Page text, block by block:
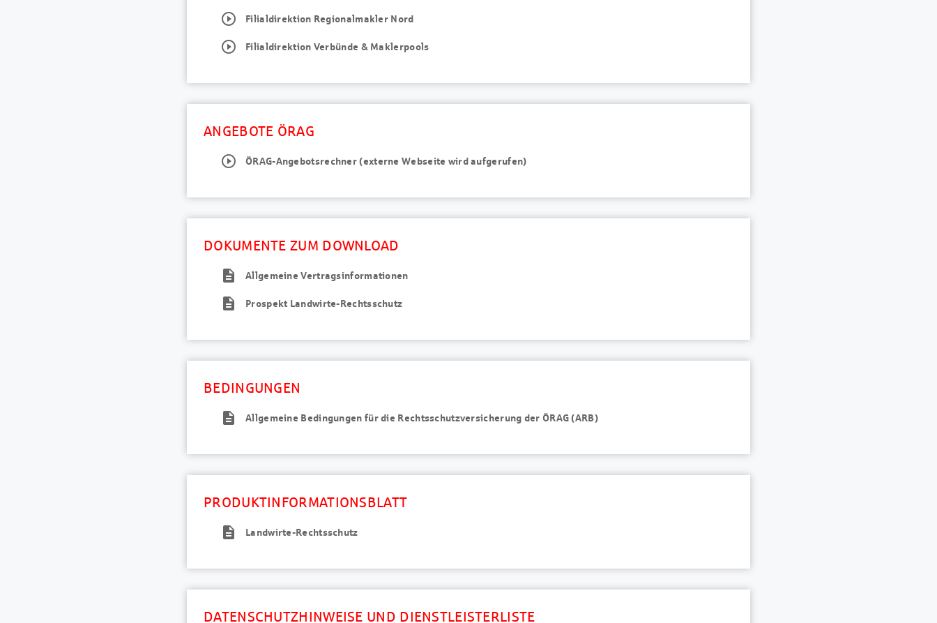
play_circle_outline Filialdirektion Regionalmakler Nord
play_circle_outline Filialdirektion Verbünde & Maklerpools
ANGEBOTE ÖRAG
play_circle_outline
ÖRAG-Angebotsrechner (externe Webseite wird aufgerufen)
DOKUMENTE ZUM DOWNLOAD
description
Allgemeine Vertragsinformationen
description Prospekt Landwirte-Rechtsschutz
BEDINGUNGEN
description
Allgemeine Bedingungen für die Rechtsschutzversicherung der ÖRAG (ARB)
PRODUKTINFORMATIONSBLATT
description
Landwirte-Rechtsschutz
DATENSCHUTZHINWEISE UND DIENSTLEISTERLISTE